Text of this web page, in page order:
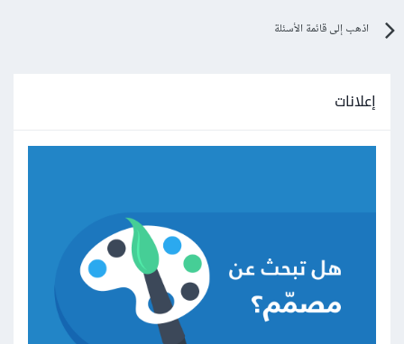
اذهب إلى قائمة الأسئلة
إعلانات